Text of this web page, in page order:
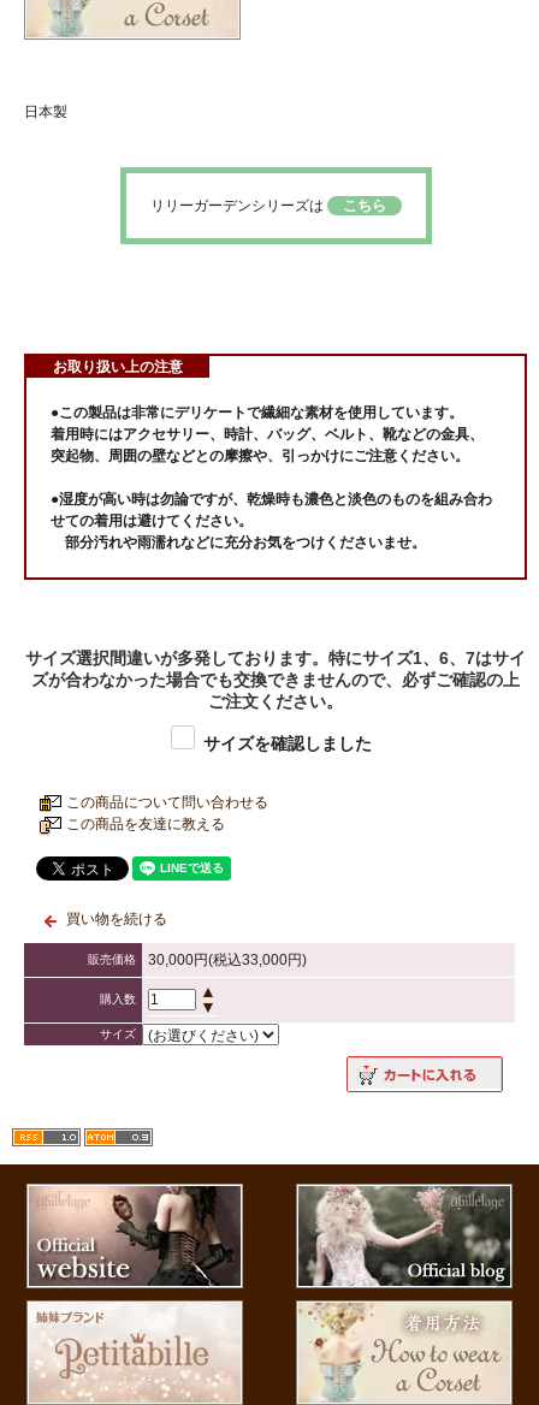
日本製
リリーガーデンシリーズは こちら
お取り扱い上の注意
●この製品は非常にデリケートで繊細な素材を使用しています。
着用時にはアクセサリー、時計、バッグ、ベルト、靴などの金具、
突起物、周囲の壁などとの摩擦や、引っかけにご注意ください。
●湿度が高い時は勿論ですが、乾燥時も濃色と淡色のものを組み合わ
せての着用は避けてください。
部分汚れや雨濡れなどに充分お気をつけくださいませ。
サイズ選択間違いが多発しております。特にサイズ1、6、7はサイ
ズが合わなかった場合でも交換できませんので、必ずご確認の上
ご注文ください。
サイズを確認しました
この商品について問い合わせる
この商品を友達に教える
買い物を続ける
販売価格 30,000円(税込33,000円)
購入数
▲
▼
サイズ